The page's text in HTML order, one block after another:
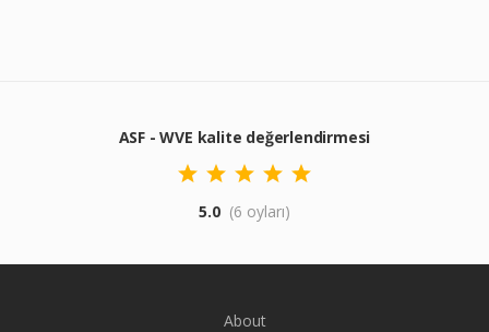
ASF - WVE kalite değerlendirmesi
5.0 (6 oyları)
About